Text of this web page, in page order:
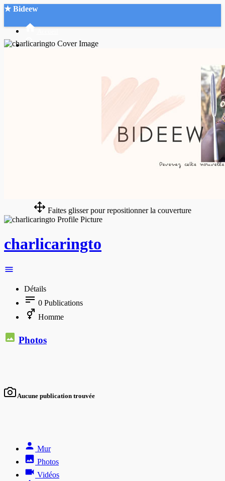
★ Bideew
Faites glisser pour repositionner la couverture
charlicaringto
Détails
0 Publications
Homme
Photos
Aucune publication trouvée
Mur
Photos
Vidéos